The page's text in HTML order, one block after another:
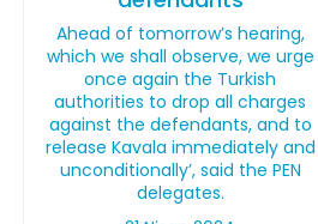
Ahead of tomorrow’s hearing,
which we shall observe, we urge
once again the Turkish
authorities to drop all charges
against the defendants, and to
release Kavala immediately and
unconditionally’, said the PEN
delegates.